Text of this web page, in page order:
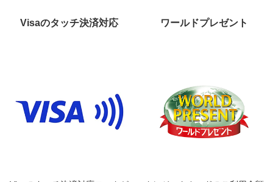
Visaのタッチ決済対応 ワールドプレゼント